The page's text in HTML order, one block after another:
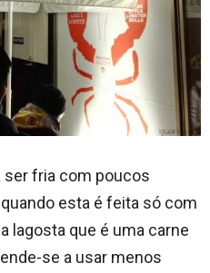
ser fria com poucos
esta é feita só com
lagosta que é uma carne
se a usar menos